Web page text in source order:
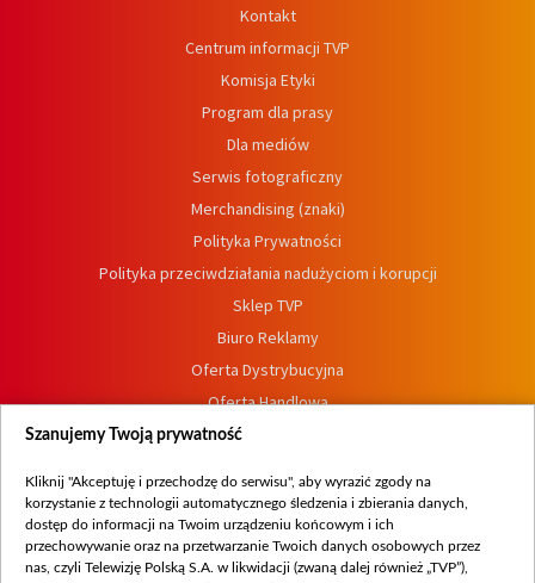
Kontakt
Centrum informacji TVP
Komisja Etyki
Program dla prasy
Dla mediów
Serwis fotograficzny
Merchandising (znaki)
Polityka Prywatności
Polityka przeciwdziałania nadużyciom i korupcji
Sklep TVP
Biuro Reklamy
Oferta Dystrybucyjna
Oferta Handlowa
Dostępność
Procedura zgłoszeń wewnętrznych
Szanujemy Twoją prywatność
Kliknij "Akceptuję i przechodzę do serwisu", aby wyrazić zgody na
korzystanie z technologii automatycznego śledzenia i zbierania danych,
dostęp do informacji na Twoim urządzeniu końcowym i ich
przechowywanie oraz na przetwarzanie Twoich danych osobowych przez
nas, czyli Telewizję Polską S.A. w likwidacji (zwaną dalej również „TVP”),